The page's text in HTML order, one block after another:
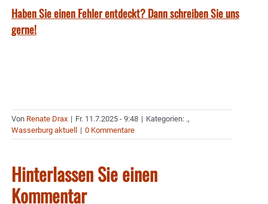
Haben Sie einen Fehler entdeckt? Dann schreiben Sie uns
gerne!
Von Renate Drax | Fr. 11.7.2025 - 9:48 | Kategorien: .,
Wasserburg aktuell
| 0 Kommentare
Hinterlassen Sie einen
Kommentar